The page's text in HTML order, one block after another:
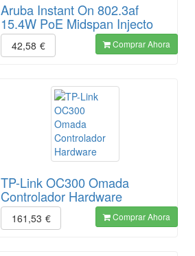
Aruba Instant On 802.3af
15.4W PoE Midspan Injecto
42,58 € Comprar Ahora
TP-Link OC300 Omada
Controlador Hardware
161,53 € Comprar Ahora